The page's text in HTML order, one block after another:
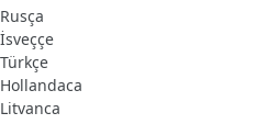
Rusça
İsveççe
Türkçe
Hollandaca
Litvanca